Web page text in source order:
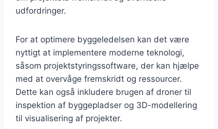
udfordringer.
For at optimere byggeledelsen kan det være
nyttigt at implementere moderne teknologi,
såsom projektstyringssoftware, der kan hjælpe
med at overvåge fremskridt og ressourcer.
Dette kan også inkludere brugen af droner til
inspektion af byggepladser og 3D-modellering
til visualisering af projekter.